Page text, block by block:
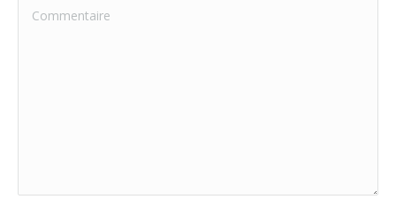
Commentaire